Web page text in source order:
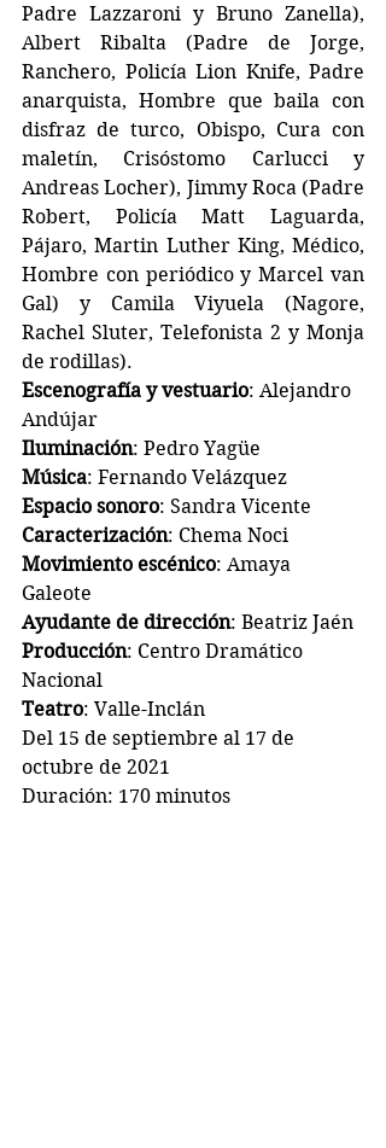
Padre Lazzaroni y Bruno Zanella),
Albert Ribalta (Padre de Jorge,
Ranchero, Policía Lion Knife, Padre
anarquista, Hombre que baila con
disfraz de turco, Obispo, Cura con
maletín, Crisóstomo Carlucci y
Andreas Locher), Jimmy Roca (Padre
Robert, Policía Matt Laguarda,
Pájaro, Martin Luther King, Médico,
Hombre con periódico y Marcel van
Gal) y Camila Viyuela (Nagore,
Rachel Sluter, Telefonista 2 y Monja
de rodillas).
Escenografía y vestuario: Alejandro
Andújar
Iluminación: Pedro Yagüe
Música: Fernando Velázquez
Espacio sonoro: Sandra Vicente
Caracterización: Chema Noci
Movimiento escénico: Amaya
Galeote
Ayudante de dirección: Beatriz Jaén
Producción: Centro Dramático
Nacional
Teatro: Valle-Inclán
Del 15 de septiembre al 17 de
octubre de 2021
Duración: 170 minutos